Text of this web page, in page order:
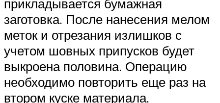
прикладывается бумажная
заготовка. После нанесения мелом
меток и отрезания излишков с
учетом шовных припусков будет
выкроена половина. Операцию
необходимо повторить еще раз на
втором куске материала.